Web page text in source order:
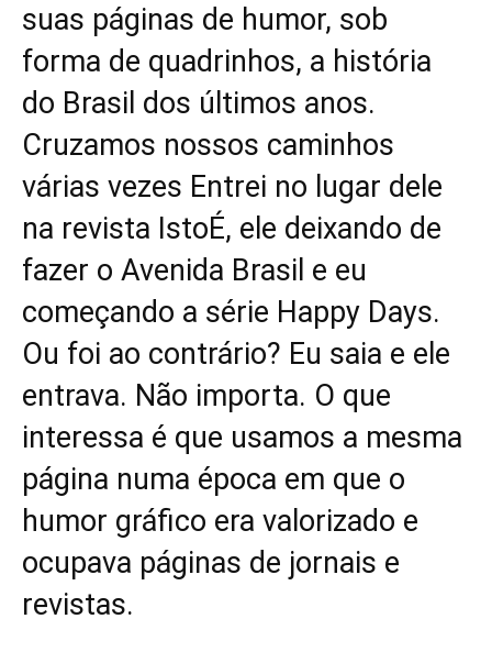
suas páginas de humor, sob
forma de quadrinhos, a história
do Brasil dos últimos anos.
Cruzamos nossos caminhos
várias vezes Entrei no lugar dele
na revista IstoÉ, ele deixando de
fazer o Avenida Brasil e eu
começando a série Happy Days.
Ou foi ao contrário? Eu saia e ele
entrava. Não importa. O que
interessa é que usamos a mesma
página numa época em que o
humor gráfico era valorizado e
ocupava páginas de jornais e
revistas.